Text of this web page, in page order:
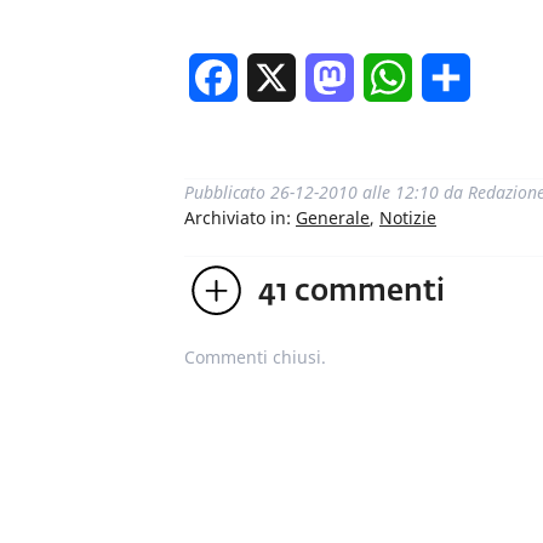
Facebook MastodonWhatsApp
Pubblicato 26-12-2010 alle 12:10 da
Archiviato in: Generale, Notizie
41 commenti
Commenti chiusi.